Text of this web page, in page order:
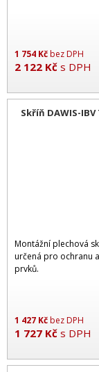
1 754 Kčbez DPH
2 122 Kč s DPH
Skříň DAWIS-
Montážní plechová
určená pro ochranu a
prvků.
1 427 Kčbez DPH
1 727 Kč s DPH